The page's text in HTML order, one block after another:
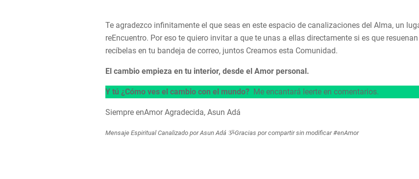
Te agradezco infinitamente el que seas en este espacio de canalizaciones del Alma, un
reEncuentro. Por eso te quiero invitar a que te unas a ellas directamente si es que
recíbelas en tu bandeja de correo, juntos Creamos esta Comunidad.
El cambio empieza en tu interior, desde el Amor personal.
Y tú ¿Cómo ves el cambio con el mundo?Me encantará leerte en comentarios.
Siempre enAmor Agradecida, Asun Adá
Mensaje Espiritual Canalizado por Asun Adá ૐGracias por compartir sin modificar #enAmor